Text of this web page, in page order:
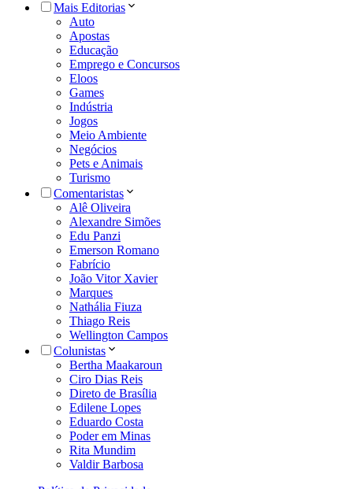
Mais Editorias
Auto
Apostas
Educação
Emprego e Concursos
Eloos
Games
Indústria
Jogos
Meio Ambiente
Negócios
Pets e Animais
Turismo
Comentaristas
Alê Oliveira
Alexandre Simões
Edu Panzi
Emerson Romano
Fabrício
João Vitor Xavier
Marques
Nathália Fiuza
Thiago Reis
Wellington Campos
Colunistas
Bertha Maakaroun
Ciro Dias Reis
Direto de Brasília
Edilene Lopes
Eduardo Costa
Poder em Minas
Rita Mundim
Valdir Barbosa